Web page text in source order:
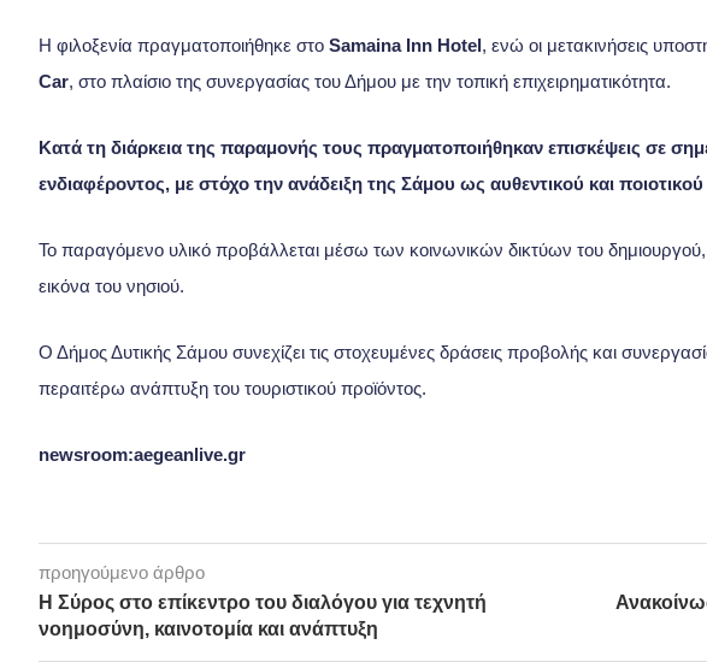
Η φιλοξενία πραγματοποιήθηκε στο Samaina Inn Hotel, ενώ οι μετακινήσεις
Car, στο πλαίσιο της συνεργασίας του Δήμου με την τοπική επιχειρηματικότητα.
Κατά τη διάρκεια της παραμονής τους πραγματοποιήθηκαν επισκέψεις σε
ενδιαφέροντος, με στόχο την ανάδειξη της Σάμου ως αυθεντικού και
Το παραγόμενο υλικό προβάλλεται μέσω των κοινωνικών δικτύων του δημιουργού,
εικόνα του νησιού.
Ο Δήμος Δυτικής Σάμου συνεχίζει τις στοχευμένες δράσεις προβολής και
περαιτέρω ανάπτυξη του τουριστικού προϊόντος.
newsroom:aegeanlive.gr
προηγούμενο άρθρο
Η Σύρος στο επίκεντρο του διαλόγου για τεχνητή
νοημοσύνη, καινοτομία και ανάπτυξη